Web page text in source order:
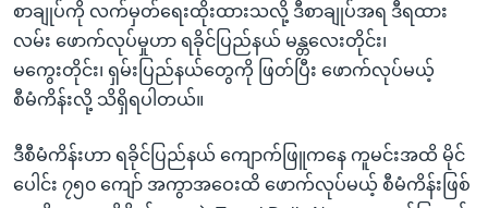
စာချုပ်ကို လက်မှတ်ရေးထိုးထားသလို့ ဒီစာချုပ်အရ ဒီရထား
လမ်း ဖောက်လုပ်မှုဟာ ရခိုင်ပြည်နယ် မန္တလေးတိုင်း၊
မကွေးတိုင်း၊ ရှမ်းပြည်နယ်တွေကို ဖြတ်ပြီး ဖောက်လုပ်မယ့်
စီမံကိန်းလို့ သိရှိရပါတယ်။
ဒီစီမံကိန်းဟာ ရခိုင်ပြည်နယ် ကျောက်ဖြူကနေ ကူမင်းအထိ မိုင်
ပေါင်း ၇၅၀ ကျော် အကွာအဝေးထိ ဖောက်လုပ်မယ့် စီမံကိန်းဖြစ်